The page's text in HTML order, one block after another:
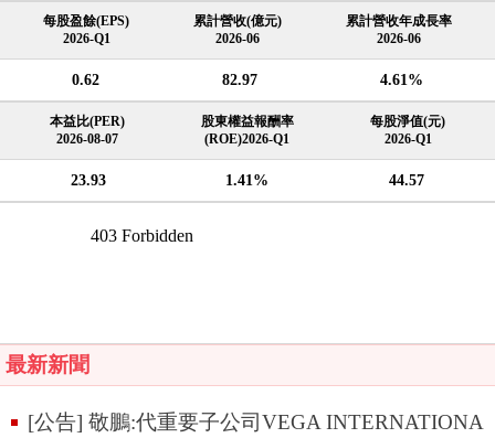
每股盈餘(EPS)
2026-Q1
累計營收(億元)
2026-06
累計營收年成長率
2026-06
0.62 82.97 4.61%
本益比(PER)
2026-08-07
股東權益報酬率
(ROE)2026-Q1
每股淨值(元)
2026-Q1
23.93 1.41% 44.57
最新新聞
[公告] 敬鵬:代重要子公司VEGA INTERNATIONA